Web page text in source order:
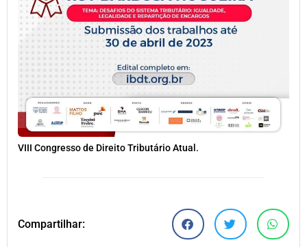
VIII Congresso de Direito Tributário Atual.
Compartilhar: